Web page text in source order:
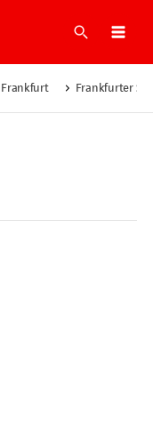
Suche
Frankfurt Frankfurter